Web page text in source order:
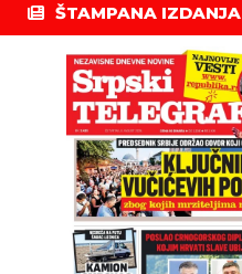
ŠTAMPANA IZDANJA